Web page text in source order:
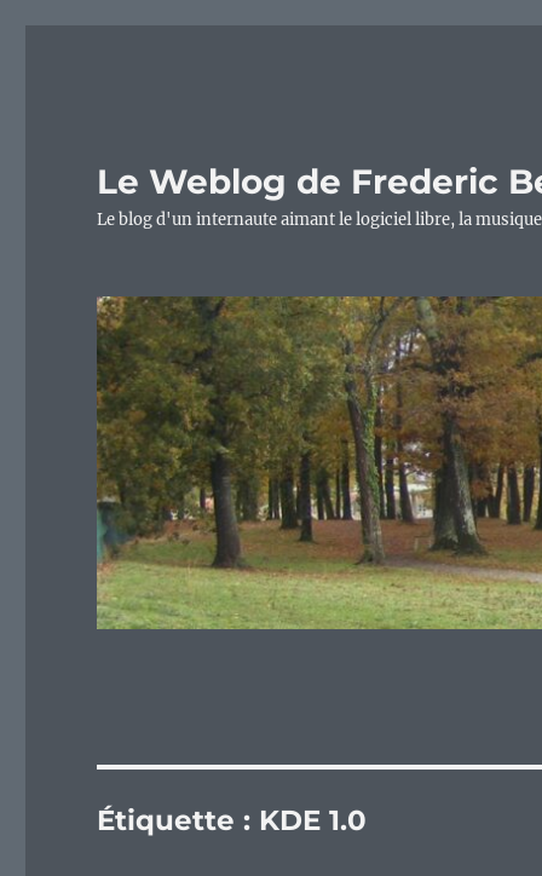
Le Weblog de Frederic
Le blog d'un internaute aimant le logiciel libre, la
Étiquette : KDE 1.0